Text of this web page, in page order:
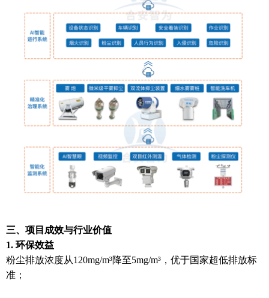
三、项目成效与行业价值
1. 环保效益
粉尘排放浓度从120mg/m³降至5mg/m³，优于国家超低排放标
准；